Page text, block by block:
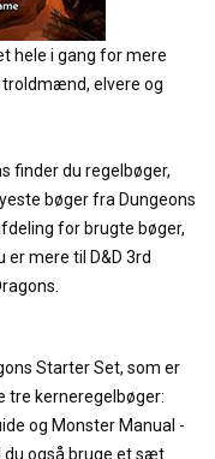
hele i gang for mere
troldmænd, elvere og
finder du regelbøger,
bøger fra Dungeons
for brugte bøger,
er mere til D&D 3rd
Starter Set, som er
tre kerneregelbøger:
og Monster Manual -
du også bruge et sæt